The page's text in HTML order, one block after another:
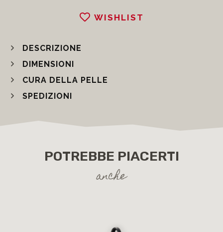
WISHLIST
DESCRIZIONE
DIMENSIONI
CURA DELLA PELLE
SPEDIZIONI
POTREBBE PIACERTI
anche